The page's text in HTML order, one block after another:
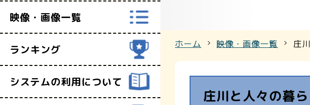
映像・画像一覧
ランキング
システムの利用について
ホーム 映像・画像一覧 庄
庄川と人々の暮